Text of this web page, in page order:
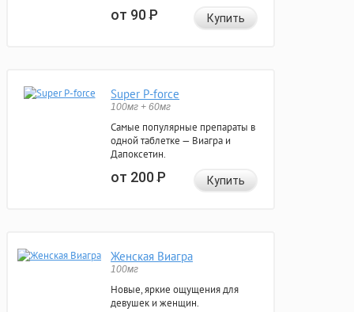
от 90Р Купить
Super P-force
100мг + 60мг
Самые популярные препараты в
одной таблетке — Виагра и
Дапоксетин.
от 200Р Купить
Женская Виагра
100мг
Новые, яркие ощущения для
девушек и женщин.